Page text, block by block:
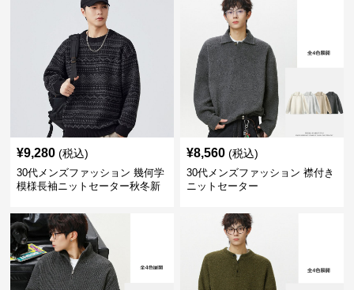
¥9,280 (税込)
30代メンズファッション 幾何学
模様長袖ニットセーター秋冬新
¥8,560 (税込)
30代メンズファッション 襟付き
ニットセーター